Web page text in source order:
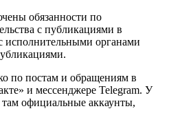
обязанности по
с публикациями в
исполнительными органами
по постам и обращениям в
и мессенджере Telegram. У
официальные аккаунты,